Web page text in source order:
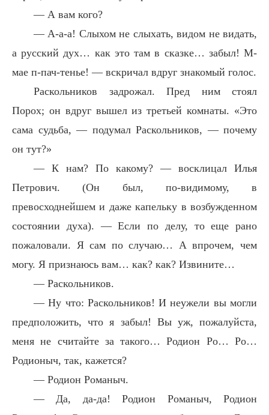
— А вам кого?
— А-а-а! Слыхом не слыхать, видом не видать,
а русский дух… как это там в сказке… забыл! М-
мае п-пач-тенье! — вскричал вдруг знакомый голос.
Раскольников задрожал. Пред ним стоял
Порох; он вдруг вышел из третьей комнаты. «Это
сама судьба, — подумал Раскольников, — почему
он тут?»
— К нам? По какому? — восклицал Илья
Петрович. (Он был, по-видимому, в
превосходнейшем и даже капельку в возбужденном
состоянии духа). — Если по делу, то еще рано
пожаловали. Я сам по случаю… А впрочем, чем
могу. Я признаюсь вам… как? как? Извините…
— Раскольников.
— Ну что: Раскольников! И неужели вы могли
предположить, что я забыл! Вы уж, пожалуйста,
меня не считайте за такого… Родион Ро… Ро…
Родионыч, так, кажется?
— Родион Романыч.
— Да, да-да! Родион Романыч, Родион